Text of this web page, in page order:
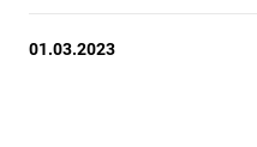
01.03.2023